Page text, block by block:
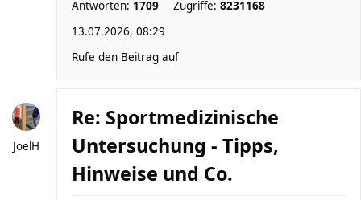
Antworten: 1709 Zugriffe: 8231168
13.07.2026, 08:29
Rufe den Beitrag auf
JoelH
Re: Sportmedizinische
Untersuchung - Tipps,
Hinweise und Co.